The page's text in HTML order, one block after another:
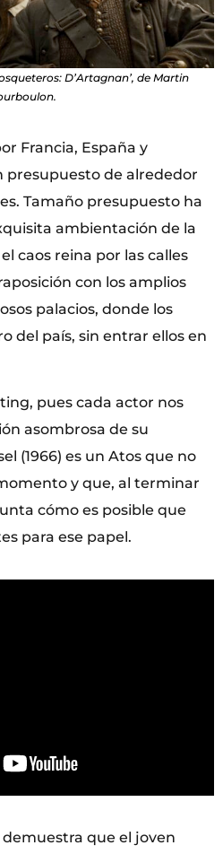
D’Artagnan’, de Martin
Francia, España y
presupuesto de alrededor
Tamaño presupuesto ha
ambientación de la
caos reina por las calles
con los amplios
palacios, donde los
del país, sin entrar ellos en
pues cada actor nos
asombrosa de su
(1966) es un Atos que no
y que, al terminar
cómo es posible que
para ese papel.
demuestra que el joven